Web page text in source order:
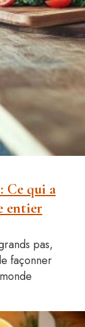
Ce qui a
entier
pas,
façonner